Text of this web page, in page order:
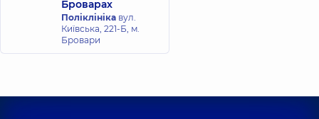
Броварах
Поліклініка вул.
Київська, 221-Б, м.
Бровари